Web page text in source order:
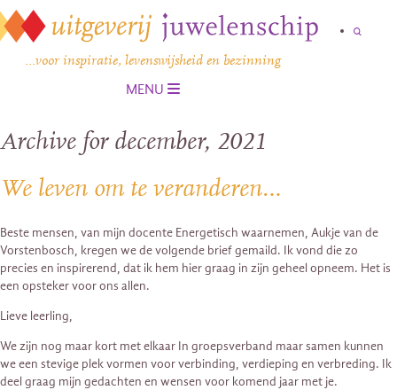
…voor inspiratie, levenswijsheid en bezinning
MENU
Archive for december, 2021
We leven om te veranderen…
Beste mensen, van mijn docente Energetisch waarnemen, Aukje van de
Vorstenbosch, kregen we de volgende brief gemaild. Ik vond die zo
precies en inspirerend, dat ik hem hier graag in zijn geheel opneem. Het is
een opsteker voor ons allen.
Lieve leerling,
We zijn nog maar kort met elkaar In groepsverband maar samen kunnen
we een stevige plek vormen voor verbinding, verdieping en verbreding. Ik
deel graag mijn gedachten en wensen voor komend jaar met je.